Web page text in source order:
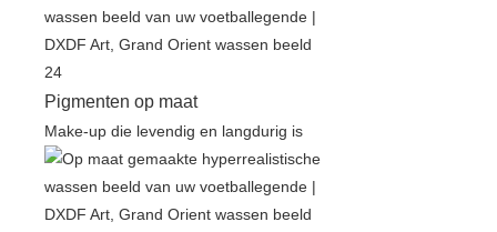
Pigmenten op maat
Make-up die levendig en langdurig is